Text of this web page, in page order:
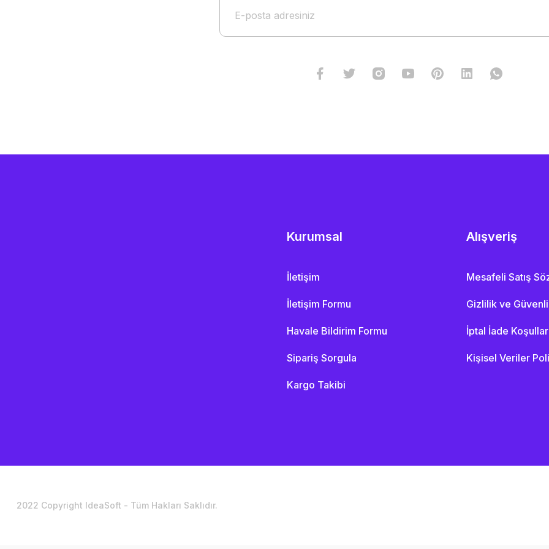
Kurumsal
İletişim
İletişim Formu
Havale Bildirim Formu
Sipariş Sorgula
Kargo Takibi
Alışveriş
Mesafeli Satış
Gizlilik ve
İptal İade
Kişisel Veriler
2022 Copyright IdeaSoft - Tüm Hakları Saklıdır.